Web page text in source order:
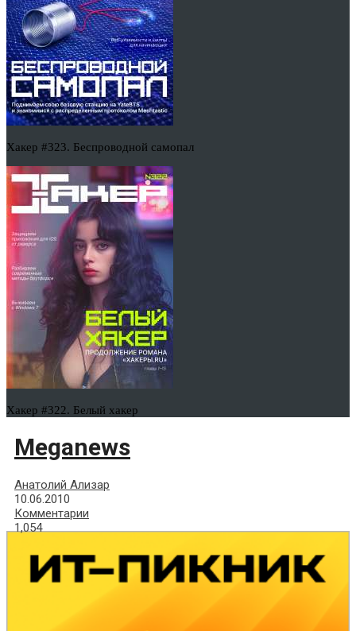
Хакер #323. Беспроводной самопал
Хакер #322. Белый хакер
Meganews
Анатолий Ализар
10.06.2010
Комментарии
1,054